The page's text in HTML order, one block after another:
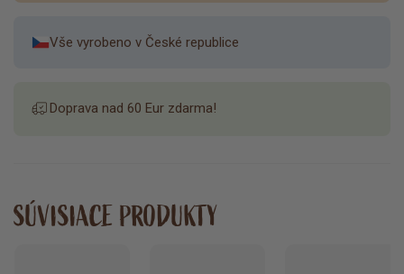
Vše vyrobeno v České republice
Doprava nad 60 Eur zdarma!
SÚVISIACE PRODUKTY